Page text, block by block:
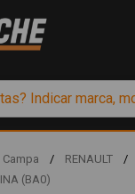
/ RENAULT
/
(BA0)